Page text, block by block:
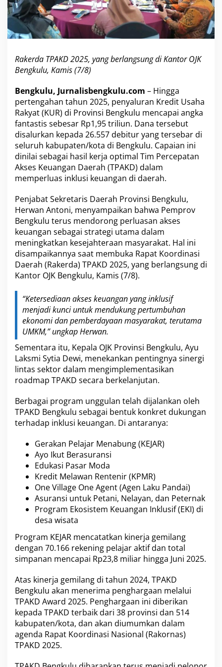
l
u
T
u
s
p
1
,
9
5
T
r
i
l
i
u
,
T
P
A
K
D
R
a
i
h
r
e
s
i
s
i
Rakerda TPAKD 2025, yang berlangsung di Kantor OJK
Bengkulu, Kamis (7/8)
Bengkulu, Jurnalisbengkulu.com – Hingga
pertengahan tahun 2025, penyaluran Kredit Usaha
Rakyat (KUR) di Provinsi Bengkulu mencapai angka
fantastis sebesar Rp1,95 triliun. Dana tersebut
disalurkan kepada 26.557 debitur yang tersebar di
seluruh kabupaten/kota di Bengkulu. Capaian ini
dinilai sebagai hasil kerja optimal Tim Percepatan
Akses Keuangan Daerah (TPAKD) dalam
memperluas inklusi keuangan di daerah.
Penjabat Sekretaris Daerah Provinsi Bengkulu,
Herwan Antoni, menyampaikan bahwa Pemprov
Bengkulu terus mendorong perluasan akses
keuangan sebagai strategi utama dalam
meningkatkan kesejahteraan masyarakat. Hal ini
disampaikannya saat membuka Rapat Koordinasi
Daerah (Rakerda) TPAKD 2025, yang berlangsung di
Kantor OJK Bengkulu, Kamis (7/8).
“Ketersediaan akses keuangan yang inklusif
menjadi kunci untuk mendukung pertumbuhan
ekonomi dan pemberdayaan masyarakat, terutama
UMKM,” ungkap Herwan.
Sementara itu, Kepala OJK Provinsi Bengkulu, Ayu
Laksmi Sytia Dewi, menekankan pentingnya sinergi
lintas sektor dalam mengimplementasikan
roadmap TPAKD secara berkelanjutan.
Berbagai program unggulan telah dijalankan oleh
TPAKD Bengkulu sebagai bentuk konkret dukungan
terhadap inklusi keuangan. Di antaranya:
Gerakan Pelajar Menabung (KEJAR)
Ayo Ikut Berasuransi
Edukasi Pasar Moda
Kredit Melawan Rentenir (KPMR)
One Village One Agent (Agen Laku Pandai)
Asuransi untuk Petani, Nelayan, dan Peternak
Program Ekosistem Keuangan Inklusif (EKI) di
desa wisata
Program KEJAR mencatatkan kinerja gemilang
dengan 70.166 rekening pelajar aktif dan total
simpanan mencapai Rp23,8 miliar hingga Juni 2025.
Atas kinerja gemilang di tahun 2024, TPAKD
Bengkulu akan menerima penghargaan melalui
TPAKD Award 2025. Penghargaan ini diberikan
kepada TPAKD terbaik dari 38 provinsi dan 514
kabupaten/kota, dan akan diumumkan dalam
agenda Rapat Koordinasi Nasional (Rakornas)
TPAKD 2025.